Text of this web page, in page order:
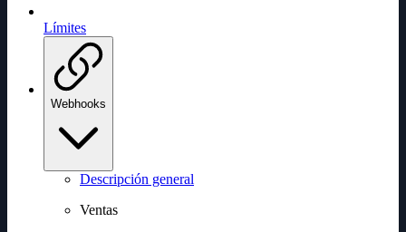
Límites
Webhooks
Descripción general
Ventas